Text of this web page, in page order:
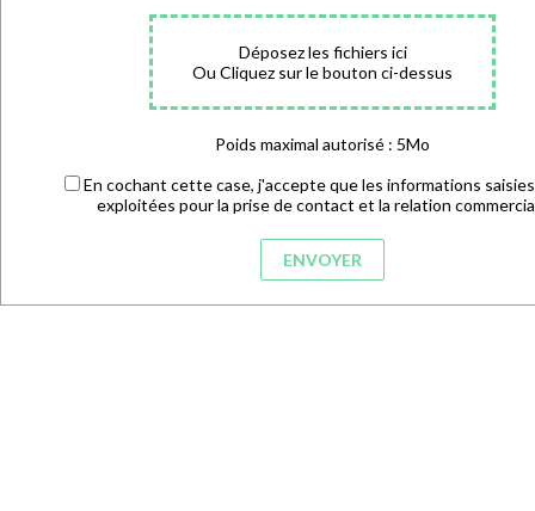
Déposez les fichiers ici
Ou Cliquez sur le bouton ci-dessus
Poids maximal autorisé : 5Mo
En cochant cette case, j'accepte que les informations
exploitées pour la prise de contact et la relation